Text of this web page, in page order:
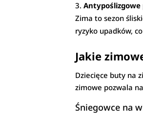
Antypoślizgowe
Zima to sezon
ryzyko upadków,
Jakie
Dziecięce buty na
zimowe pozwala
Śniegowce na